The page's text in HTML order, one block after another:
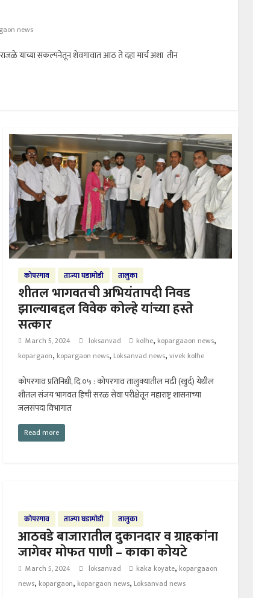
news
राजळे यांच्या संकल्पनेतून शेवगावात आठ ते दहा मार्च अशा तीन
कोपरगाव ताज्या घडामोडी तालुका
शीतल भागवतची अभियंतापदी निवड
झाल्याबद्दल विवेक कोल्हे यांच्या हस्ते
सत्कार
March 5, 2024 loksanvad kolhe, kopargaaon news,
kopargaon, kopargaon news, Loksanvad news,vivek kolhe
कोपरगाव प्रतिनिधी, दि.०५ : कोपरगाव तालुक्यातील मढी (खुर्द) येथील
शीतल संजय भागवत हिची सरळ सेवा परीक्षेतून महाराष्ट्र शासनाच्या
जलसंपदा विभागात
Read more
कोपरगाव ताज्या घडामोडी तालुका
आठवडे बाजारातील दुकानदार व ग्राहकांना
जागेवर मोफत पाणी – काका कोयटे
March 5, 2024 loksanvad kaka koyate, kopargaaon
news, kopargaon, kopargaon news, Loksanvad news